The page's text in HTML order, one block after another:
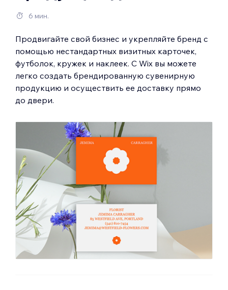
6 мин.
Продвигайте свой бизнес и укрепляйте бренд с
помощью нестандартных визитных карточек,
футболок, кружек и наклеек. С Wix вы можете
легко создать брендированную сувенирную
продукцию и осуществить ее доставку прямо
до двери.